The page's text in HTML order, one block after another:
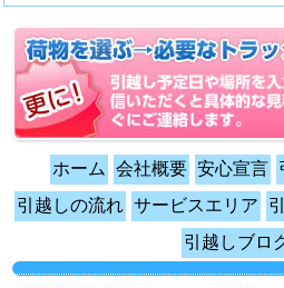
ホーム 会社概要 安心宣言
引越しの流れ サービスエリア
引越しブロ